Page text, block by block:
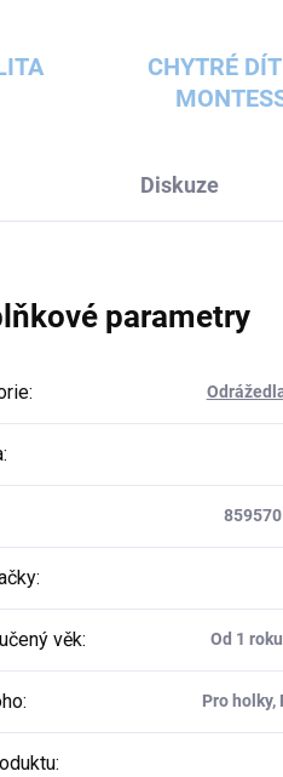
CHYTRÉ
Diskuze
parametry
:
:
:
věk: Od 1
: Pro holky,
: